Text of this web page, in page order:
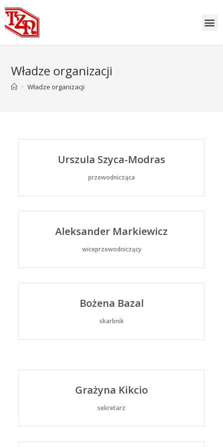
Władze organizacji
> Władze organizacji
Urszula Szyca-Modras
przewodnicząca
Aleksander Markiewicz
wiceprzewodniczący
Bożena Bazal
skarbnik
Grażyna Kikcio
sekretarz